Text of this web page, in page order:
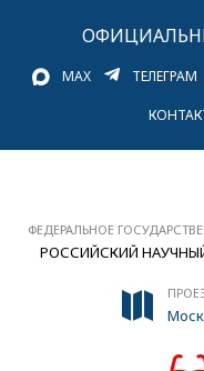
MAX ТЕЛЕГРАМ
ФЕДЕРАЛЬНОЕ
РОССИЙСКИЙ